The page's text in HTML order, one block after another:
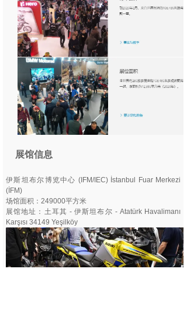
展馆信息
伊斯坦布尔博览中心 (IFM/IEC) İstanbul Fuar Merkezi
(İFM)
场馆面积：249000平方米
展馆地址：土耳其 - 伊斯坦布尔 - Atatürk Havalimanı
Karşısı 34149 Yeşilköy